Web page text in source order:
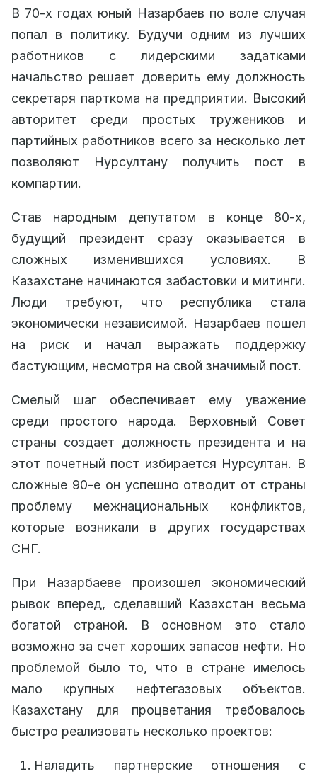
В 70-х годах юный Назарбаев по воле случая
попал в политику. Будучи одним из лучших
работников с лидерскими задатками
начальство решает доверить ему должность
секретаря парткома на предприятии. Высокий
авторитет среди простых тружеников и
партийных работников всего за несколько лет
позволяют Нурсултану получить пост в
компартии.
Став народным депутатом в конце 80-х,
будущий президент сразу оказывается в
сложных изменившихся условиях. В
Казахстане начинаются забастовки и митинги.
Люди требуют, что республика стала
экономически независимой. Назарбаев пошел
на риск и начал выражать поддержку
бастующим, несмотря на свой значимый пост.
Смелый шаг обеспечивает ему уважение
среди простого народа. Верховный Совет
страны создает должность президента и на
этот почетный пост избирается Нурсултан. В
сложные 90-е он успешно отводит от страны
проблему межнациональных конфликтов,
которые возникали в других государствах
СНГ.
При Назарбаеве произошел экономический
рывок вперед, сделавший Казахстан весьма
богатой страной. В основном это стало
возможно за счет хороших запасов нефти. Но
проблемой было то, что в стране имелось
мало крупных нефтегазовых объектов.
Казахстану для процветания требовалось
быстро реализовать несколько проектов:
Наладить партнерские отношения с